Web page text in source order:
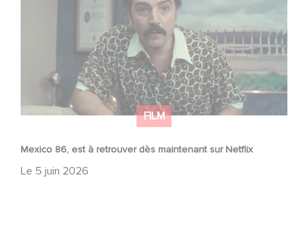
FILM
Mexico 86, est à retrouver dès maintenant sur Netflix
Le 5 juin 2026